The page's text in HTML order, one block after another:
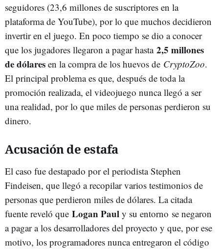
seguidores (23,6 millones de suscriptores en la
plataforma de YouTube), por lo que muchos decidieron
invertir en el juego. En poco tiempo se dio a conocer
que los jugadores llegaron a pagar hasta 2,5 millones
de dólares en la compra de los huevos de CryptoZoo.
El principal problema es que, después de toda la
promoción realizada, el videojuego nunca llegó a ser
una realidad, por lo que miles de personas perdieron su
dinero.
Acusación de estafa
El caso fue destapado por el periodista Stephen
Findeisen, que llegó a recopilar varios testimonios de
personas que perdieron miles de dólares. La citada
fuente reveló que Logan Paul y su entorno se negaron
a pagar a los desarrolladores del proyecto y que, por ese
motivo, los programadores nunca entregaron el código